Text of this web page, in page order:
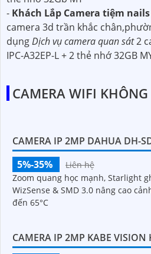
- Khách Lắp Camera tiệm nails
camera 3d trần khắc
dụngDịch vụ camera quan sát2
IPC-A32EP-L + 2 thẻ nhớ 32GB
CAMERA WIFI
CAMERA IP 2MP DAHUA DH-
5%-35%
Liên hệ
Zoom quang học mạnh, Starlight
WizSense & SMD 3.0 nâng cao
đến 65°C
CAMERA IP 2MP KABE VISION